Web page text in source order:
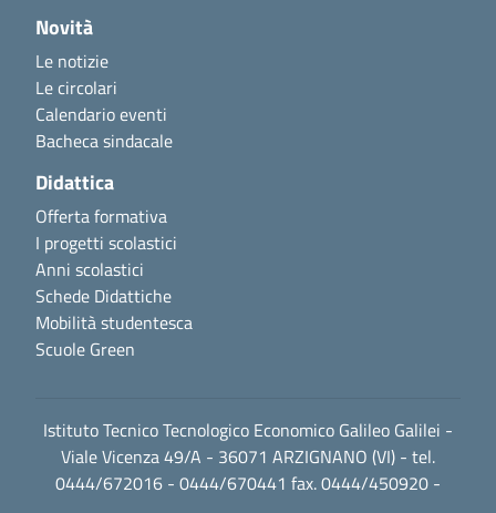
Novità
Le notizie
Le circolari
Calendario eventi
Bacheca sindacale
Didattica
Offerta formativa
I progetti scolastici
Anni scolastici
Schede Didattiche
Mobilità studentesca
Scuole Green
Istituto Tecnico Tecnologico Economico Galileo Galilei -
Viale Vicenza 49/A - 36071 ARZIGNANO (VI) - tel.
0444/672016 - 0444/670441 fax. 0444/450920 -